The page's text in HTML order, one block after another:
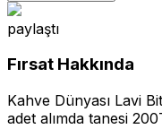
paylaştı
Fırsat Hakkında
Kahve Dünyası Lavi
adet alımda tanesi